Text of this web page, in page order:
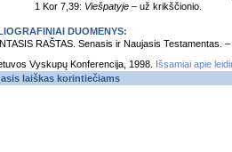
1 Kor 7,39: Viešpatyje – už krikščionio.
DUOMENYS:
RAŠTAS. Senasis ir Naujasis Testamentas.
Vyskupų Konferencija, 1998.
Išsamiai apie
laiškas korintiečiams